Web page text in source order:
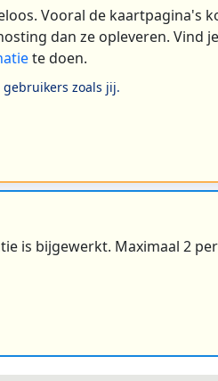
Vooral de kaartpagina's
dan ze opleveren. Vind
te doen.
zoals jij.
is bijgewerkt. Maximaal 2